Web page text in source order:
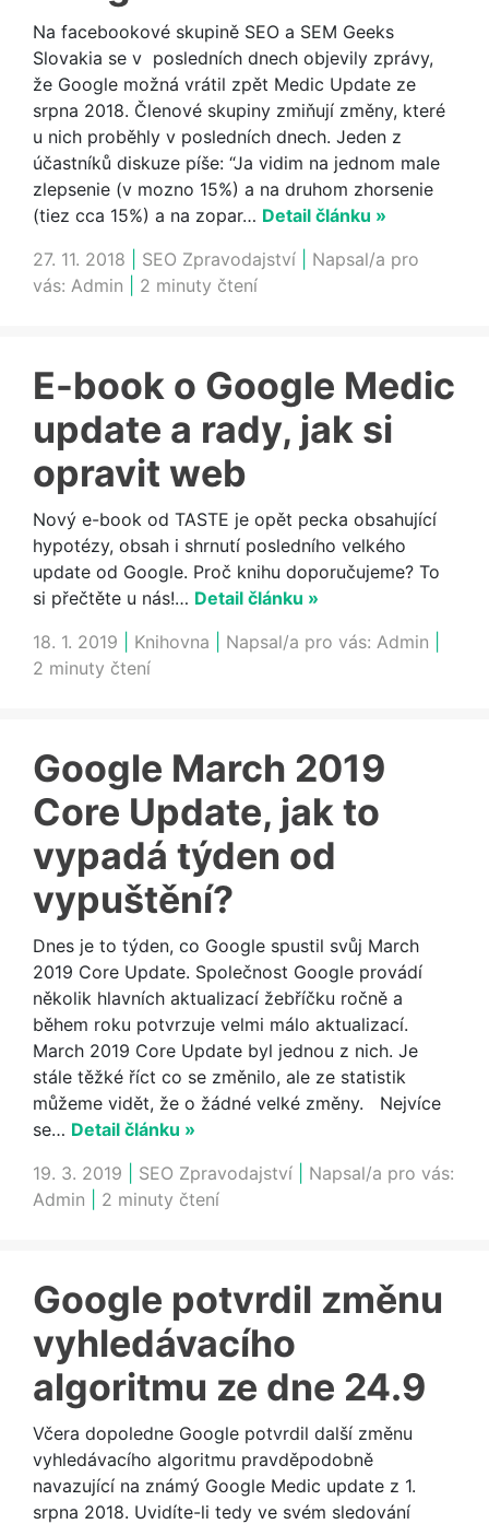
Na facebookové skupině SEO a SEM Geeks
Slovakia se v posledních dnech objevily zprávy,
že Google možná vrátil zpět Medic Update ze
srpna 2018. Členové skupiny zmiňují změny, které
u nich proběhly v posledních dnech. Jeden z
účastníků diskuze píše: “Ja vidim na jednom male
zlepsenie (v mozno 15%) a na druhom zhorsenie
(tiez cca 15%) a na zopar… Detail článku »
27. 11. 2018
SEO Zpravodajství
Napsal/a pro
vás: Admin 2 minuty čtení
E-book o Google Medic
update a rady, jak si
opravit web
Nový e-book od TASTE je opět pecka obsahující
hypotézy, obsah i shrnutí posledního velkého
update od Google. Proč knihu doporučujeme? To
si přečtěte u nás!… Detail článku »
18. 1. 2019
Knihovna Napsal/a pro vás: Admin
2 minuty čtení
Google March 2019
Core Update, jak to
vypadá týden od
vypuštění?
Dnes je to týden, co Google spustil svůj March
2019 Core Update. Společnost Google provádí
několik hlavních aktualizací žebříčku ročně a
během roku potvrzuje velmi málo aktualizací.
March 2019 Core Update byl jednou z nich. Je
stále těžké říct co se změnilo, ale ze statistik
můžeme vidět, že o žádné velké změny. Nejvíce
se… Detail článku »
19. 3. 2019
SEO Zpravodajství
Napsal/a pro vás:
Admin
2 minuty čtení
Google potvrdil změnu
vyhledávacího
algoritmu ze dne 24.9
Včera dopoledne Google potvrdil další změnu
vyhledávacího algoritmu pravděpodobně
navazující na známý Google Medic update z 1.
srpna 2018. Uvidíte-li tedy ve svém sledování